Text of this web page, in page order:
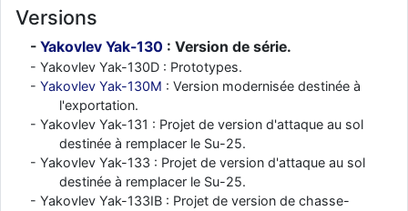
Versions
Yakovlev Yak-130 : Version de série.
Yakovlev Yak-130D : Prototypes.
Yakovlev Yak-130M : Version modernisée destinée à
l'exportation.
Yakovlev Yak-131 : Projet de version d'attaque au sol
destinée à remplacer le Su-25.
Yakovlev Yak-133 : Projet de version d'attaque au sol
destinée à remplacer le Su-25.
Yakovlev Yak-133IB : Projet de version de chasse-